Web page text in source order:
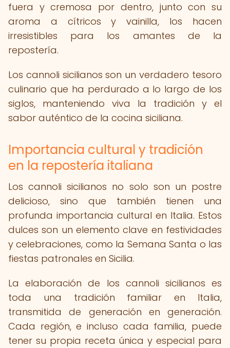
fuera y cremosa por dentro, junto con su
aroma a cítricos y vainilla, los hacen
irresistibles para los amantes de la
repostería.
Los cannoli sicilianos son un verdadero tesoro
culinario que ha perdurado a lo largo de los
siglos, manteniendo viva la tradición y el
sabor auténtico de la cocina siciliana.
Importancia cultural y tradición
en la repostería italiana
Los cannoli sicilianos no solo son un postre
delicioso, sino que también tienen una
profunda importancia cultural en Italia. Estos
dulces son un elemento clave en festividades
y celebraciones, como la Semana Santa o las
fiestas patronales en Sicilia.
La elaboración de los cannoli sicilianos es
toda una tradición familiar en Italia,
transmitida de generación en generación.
Cada región, e incluso cada familia, puede
tener su propia receta única y especial para